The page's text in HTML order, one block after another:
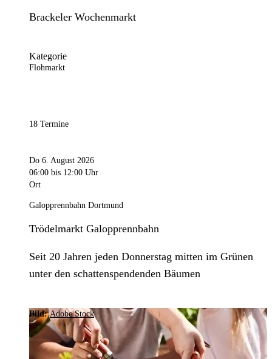
Brackeler Wochenmarkt
Kategorie
Flohmarkt
18 Termine
Do 6. August 2026
06:00 bis 12:00 Uhr
Ort
Galopprennbahn Dortmund
Trödelmarkt Galopprennbahn
Seit 20 Jahren jeden Donnerstag mitten im Grünen
unter den schattenspendenden Bäumen
Bild:Adobe Stock